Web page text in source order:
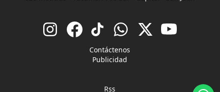
Contáctenos
Publicidad
Rss